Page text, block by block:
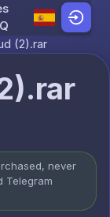
(2).rar
never
Telegram